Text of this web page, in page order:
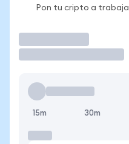
Pon tu cripto a
15m 30m